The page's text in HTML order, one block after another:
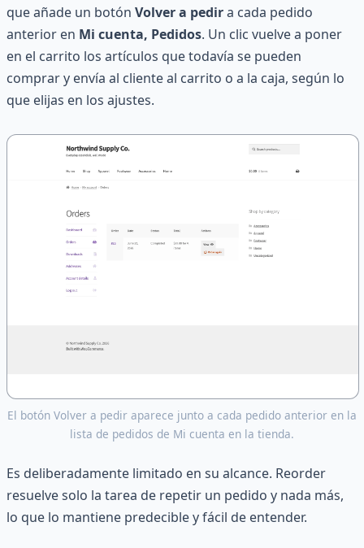
que añade un botón Volver a pedira cada pedido
anterior en Mi cuenta, Pedidos. Un clic vuelve a poner
en el carrito los artículos que todavía se pueden
comprar y envía al cliente al carrito o a la caja, según lo
que elijas en los ajustes.
El botón Volver a pedir aparece junto a cada pedido anterior en la
lista de pedidos de Mi cuenta en la tienda.
Es deliberadamente limitado en su alcance. Reorder
resuelve solo la tarea de repetir un pedido y nada más,
lo que lo mantiene predecible y fácil de entender.